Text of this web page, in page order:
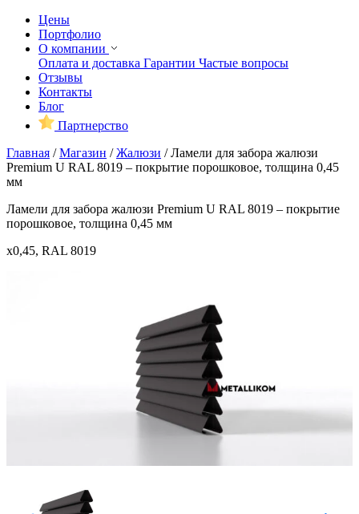
Цены
Портфолио
О компании
Оплата и доставка Гарантии Частые вопросы
Отзывы
Контакты
Блог
Партнерство
Главная /Магазин /Жалюзи /Ламели для забора жалюзи
Premium U RAL 8019 – покрытие порошковое, толщина 0,45
мм
Ламели для забора жалюзи Premium U RAL 8019 – покрытие
порошковое, толщина 0,45 мм
x0,45, RAL 8019